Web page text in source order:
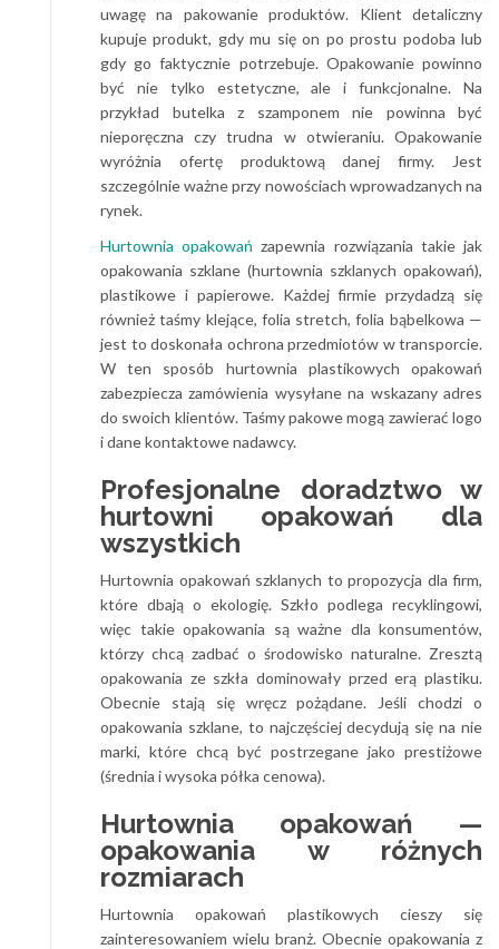
uwagę na pakowanie produktów. Klient detaliczny
kupuje produkt, gdy mu się on po prostu podoba lub
gdy go faktycznie potrzebuje. Opakowanie powinno
być nie tylko estetyczne, ale i funkcjonalne. Na
przykład butelka z szamponem nie powinna być
nieporęczna czy trudna w otwieraniu. Opakowanie
wyróżnia ofertę produktową danej firmy. Jest
szczególnie ważne przy nowościach wprowadzanych na
rynek.
Hurtownia opakowań zapewnia rozwiązania takie jak
opakowania szklane (hurtownia szklanych opakowań),
plastikowe i papierowe. Każdej firmie przydadzą się
również taśmy klejące, folia stretch, folia bąbelkowa —
jest to doskonała ochrona przedmiotów w transporcie.
W ten sposób hurtownia plastikowych opakowań
zabezpiecza zamówienia wysyłane na wskazany adres
do swoich klientów. Taśmy pakowe mogą zawierać logo
i dane kontaktowe nadawcy.
Profesjonalne doradztwo w
hurtowni opakowań dla
wszystkich
Hurtownia opakowań szklanych to propozycja dla firm,
które dbają o ekologię. Szkło podlega recyklingowi,
więc takie opakowania są ważne dla konsumentów,
którzy chcą zadbać o środowisko naturalne. Zresztą
opakowania ze szkła dominowały przed erą plastiku.
Obecnie stają się wręcz pożądane. Jeśli chodzi o
opakowania szklane, to najczęściej decydują się na nie
marki, które chcą być postrzegane jako prestiżowe
(średnia i wysoka półka cenowa).
Hurtownia opakowań —
opakowania w różnych
rozmiarach
Hurtownia opakowań plastikowych cieszy się
zainteresowaniem wielu branż. Obecnie opakowania z